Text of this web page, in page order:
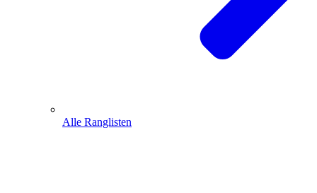
Alle Ranglisten